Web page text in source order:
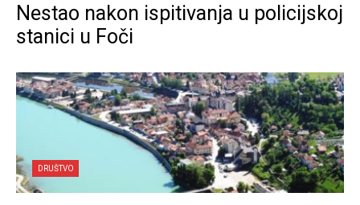
Nestao nakon ispitivanja u policijskoj
stanici u Foči
DRUŠTVO